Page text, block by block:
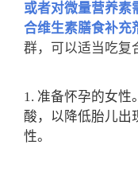
或者对微量营养素
合维生素膳食补充
群，可以适当吃复
1. 准备怀孕的女性
酸，以降低胎儿出
性。